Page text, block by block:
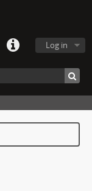
Log in